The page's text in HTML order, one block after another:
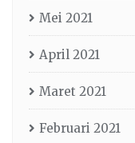
Mei 2021
April 2021
Maret 2021
Februari 2021